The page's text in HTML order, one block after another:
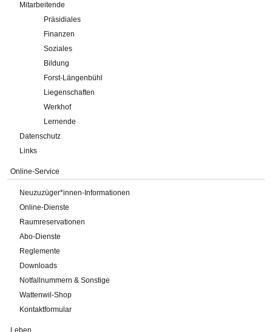
Mitarbeitende
Präsidiales
Finanzen
Soziales
Bildung
Forst-Längenbühl
Liegenschaften
Werkhof
Lernende
Datenschutz
Links
Online-Service
Neuzuzüger*innen-Informationen
Online-Dienste
Raumreservationen
Abo-Dienste
Reglemente
Downloads
Notfallnummern & Sonstige
Wattenwil-Shop
Kontaktformular
Leben